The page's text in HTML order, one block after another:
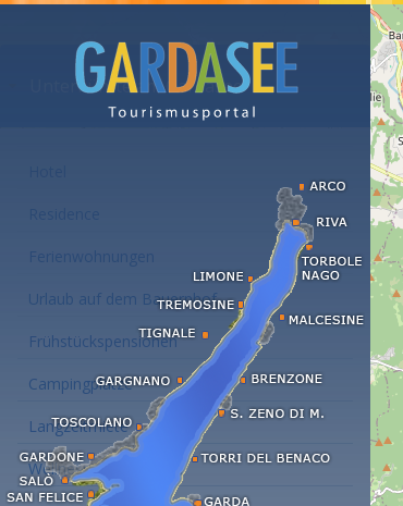
Unterkünfte am Gardasee
Ferienwohnungen
Urlaub auf dem Bauernhof
Frühstückspensionen
Campingplätze
Langzeitmiete
Wellness Hotel